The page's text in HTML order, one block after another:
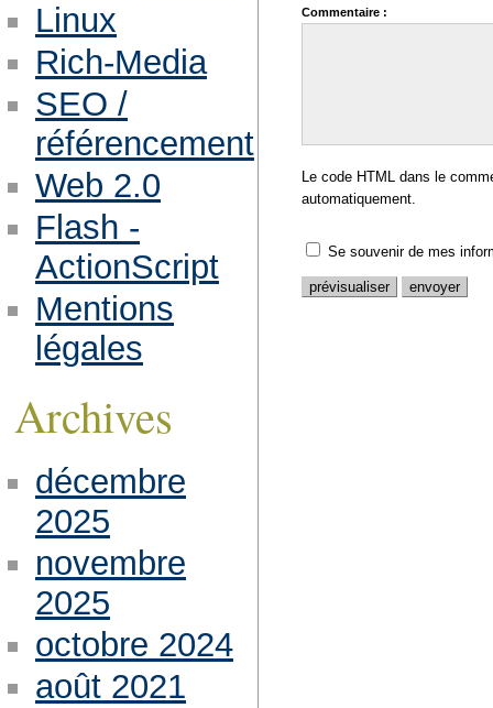
Commentaire :
Le code HTML dans le
automatiquement.
Se souvenir de mes
Linux
Rich-Media
SEO /
référencement
Web 2.0
Flash -
ActionScript
Mentions
légales
Archives
décembre
2025
novembre
2025
octobre 2024
août 2021